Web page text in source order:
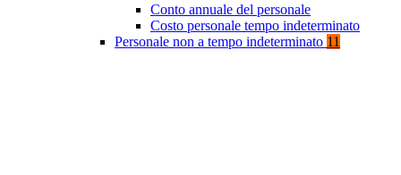
Conto annuale del personale
Costo personale tempo indeterminato
Personale non a tempo indeterminato 11